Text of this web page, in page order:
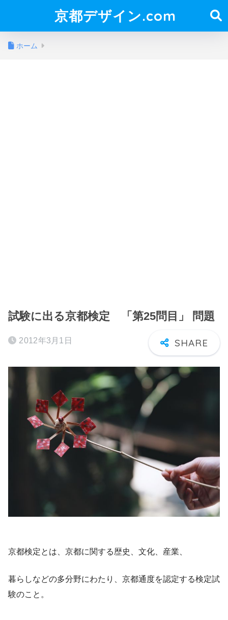
京都デザイン.com
ホーム
試験に出る京都検定 「第25問目」 問題
2012年3月1日
京都検定とは、京都に関する歴史、文化、産業、
暮らしなどの多分野にわたり、京都通度を認定する検定試
験のこと。